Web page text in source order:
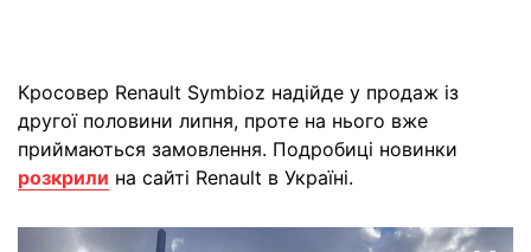
Кросовер Renault Symbioz надійде у продаж із
другої половини липня, проте на нього вже
приймаються замовлення. Подробиці новинки
розкрили на сайті Renault в Україні.